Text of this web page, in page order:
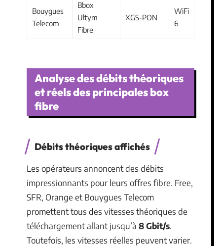
Bouygues
Telecom
Bbox
Ultym
Fibre
XGS-PON
WiFi
6
Analyse des débits théoriques
et réels des principales box
fibre
Débits théoriques affichés
Les opérateurs annoncent des débits
impressionnants pour leurs offres fibre. Free,
SFR, Orange et Bouygues Telecom
promettent tous des vitesses théoriques de
téléchargement allant jusqu’à 8 Gbit/s.
Toutefois, les vitesses réelles peuvent varier.